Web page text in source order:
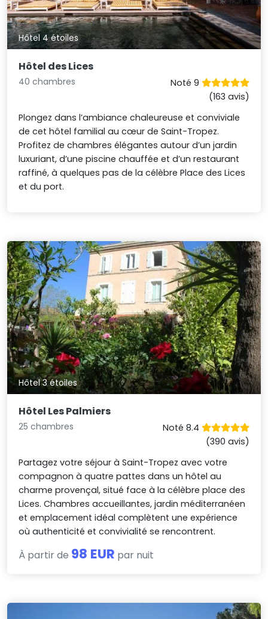
Hôtel 4 étoiles
Hôtel des Lices
40 chambres
Noté 9
(163 avis)
Plongez dans l’ambiance chaleureuse et conviviale
de cet hôtel familial au cœur de Saint-Tropez.
Profitez de chambres élégantes autour d’un jardin
luxuriant, d’une piscine chauffée et d’un restaurant
raffiné, à quelques pas de la célèbre Place des Lices
et du port.
Hôtel 3 étoiles
Hôtel Les Palmiers
25 chambres
Noté 8.4
(390 avis)
Partagez votre séjour à Saint-Tropez avec votre
compagnon à quatre pattes dans un hôtel au
charme provençal, situé face à la célèbre place des
Lices. Chambres accueillantes, jardin méditerranéen
et emplacement idéal complètent une expérience
où authenticité et convivialité se rencontrent.
À partir de 98 EUR par nuit